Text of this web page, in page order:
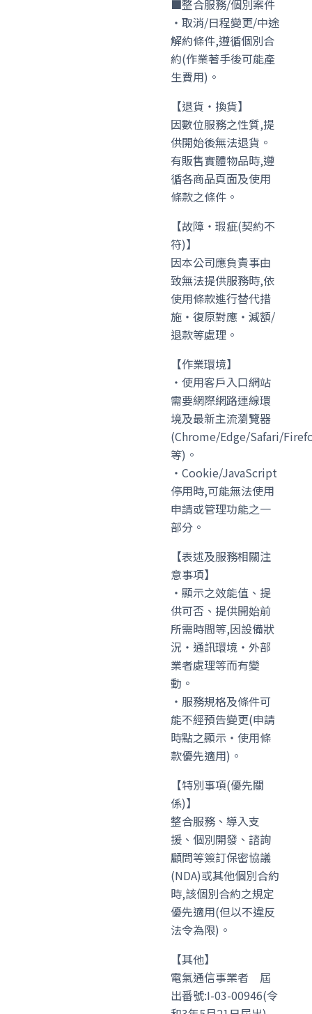
■整合服務/個別案件
・取消/日程變更/中途
解約條件,遵循個別合
約(作業著手後可能產
生費用)。
【退貨・換貨】
因數位服務之性質,提
供開始後無法退貨。
有販售實體物品時,遵
循各商品頁面及使用
條款之條件。
【故障・瑕疵(契約不
符)】
因本公司應負責事由
致無法提供服務時,依
使用條款進行替代措
施・復原對應・減額/
退款等處理。
【作業環境】
・使用客戶入口網站
需要網際網路連線環
境及最新主流瀏覽器
(Chrome/Edge/Safari/
等)。
・Cookie/JavaScript
停用時,可能無法使用
申請或管理功能之一
部分。
【表述及服務相關注
意事項】
・顯示之效能值、提
供可否、提供開始前
所需時間等,因設備狀
況・通訊環境・外部
業者處理等而有變
動。
・服務規格及條件可
能不經預告變更(申請
時點之顯示・使用條
款優先適用)。
【特別事項(優先關
係)】
整合服務、導入支
援、個別開發、諮詢
顧問等簽訂保密協議
(NDA)或其他個別合約
時,該個別合約之規定
優先適用(但以不違反
法令為限)。
【其他】
電氣通信事業者 屆
出番號:I-03-00946(令